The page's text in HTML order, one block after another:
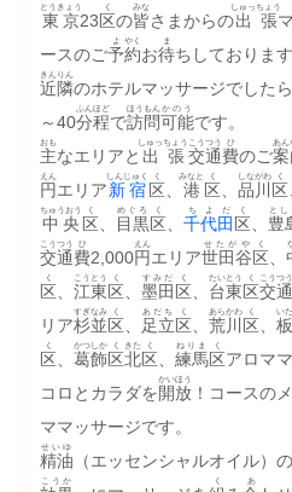
東京
とうきょう
23区
く
の皆
みな
さまからの出張
しゅっちょう
ースのご予
よ
約
やく
お待
ま
ちしております
近隣
きんりん
のホテルマッサージでしたら
～40分
ふん
程
ほど
で訪問
ほうもん
可能
かのう
です。
主
おも
なエリアと 出張
しゅっちょう
交通
こうつう
費
ひ
のご
あん
円
えん
エリア新宿
しんじゅく
区
く
港
みなと
区
く
品川
しながわ
区
く
中央
ちゅうおう
区
く
目黒
めぐろ
区
く
千代田
ちよだ
区
く
豊
とし
交通
こうつう
費
ひ
2,000円
えん
エリア世田谷
せたがや
区
く
区
く
江東
こうとう
区
く
墨田
すみだ
区
く
台東
たいとう
区
く
交通
こうつう
リア杉並
すぎなみ
区
く
足立
あだち
区
く
荒川
あらかわ
区
く いた
区
く
葛飾
かつしか
区
く
北
きた
区
く
練馬
ねりま
区
く
アロマ
コロとカラダを開放
かいほう
！コースの
ママッサージです。
精油
せいゆ
（エッセンシャルオイル）の
こうか く あ